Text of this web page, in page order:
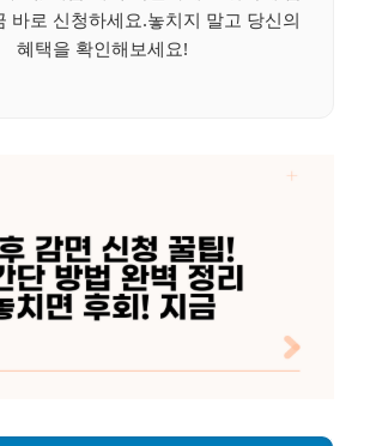
바로 신청하세요.놓치지 말고 당신의
혜택을 확인해보세요!